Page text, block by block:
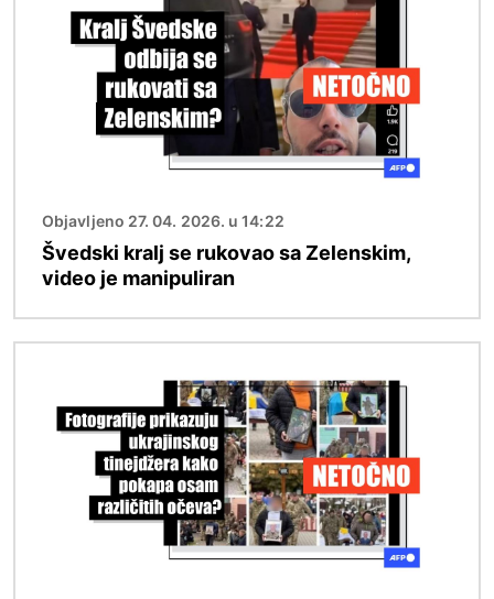
Objavljeno 27. 04. 2026. u 14:22
Švedski kralj se rukovao sa Zelenskim,
video je manipuliran